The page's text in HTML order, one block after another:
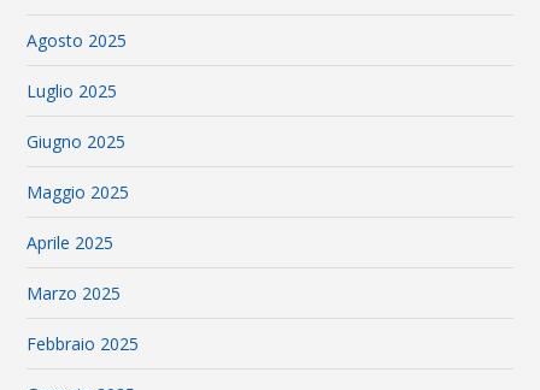
Agosto 2025
Luglio 2025
Giugno 2025
Maggio 2025
Aprile 2025
Marzo 2025
Febbraio 2025